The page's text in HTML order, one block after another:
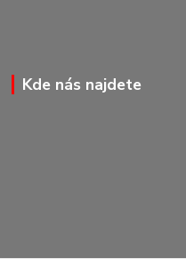
Kde nás najdete